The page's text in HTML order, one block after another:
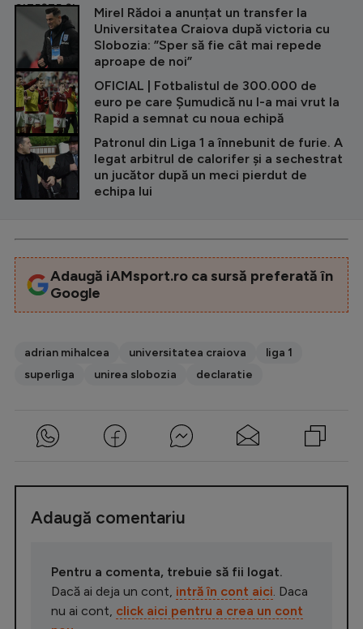
CITEȘTE ȘI
Mirel Rădoi a anunțat un transfer la
Universitatea Craiova după victoria cu
Slobozia: ”Sper să fie cât mai repede
aproape de noi”
OFICIAL | Fotbalistul de 300.000 de
euro pe care Șumudică nu l-a mai vrut la
Rapid a semnat cu noua echipă
Patronul din Liga 1 a înnebunit de furie. A
legat arbitrul de calorifer și a sechestrat
un jucător după un meci pierdut de
echipa lui
Adaugă iAMsport.ro ca sursă preferată în
Google
adrian mihalcea universitatea craiova
liga 1
superliga
unirea slobozia declaratie
Adaugă comentariu
Pentru a comenta, trebuie să fii logat.
Dacă ai deja un cont, intră în cont aici . Daca
nu ai cont, click aici pentru a crea un cont